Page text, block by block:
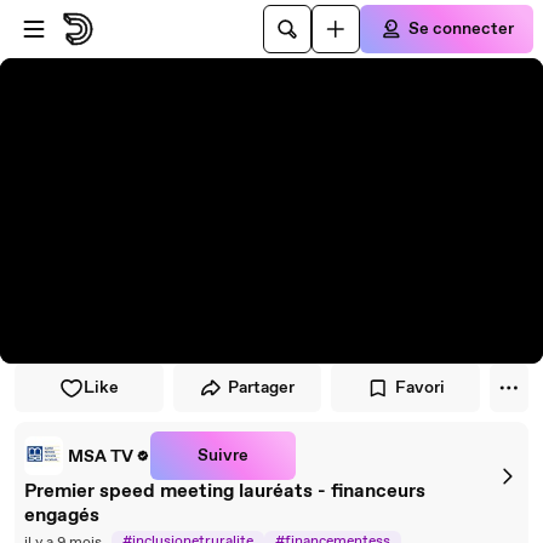
Passer au player
Passer au contenu principal
Se connecter
Like Partager Favori
MSA TV Suivre
Premier speed meeting lauréats - financeurs
engagés